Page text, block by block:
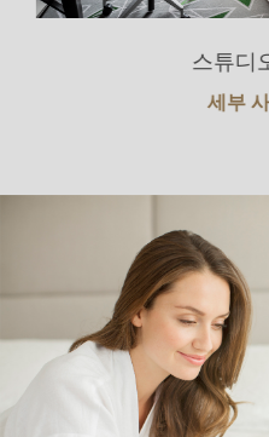
스튜디
세부